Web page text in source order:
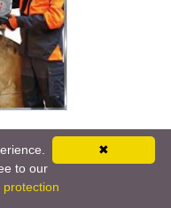
feat. Die Edlseer
✖
to our
protection